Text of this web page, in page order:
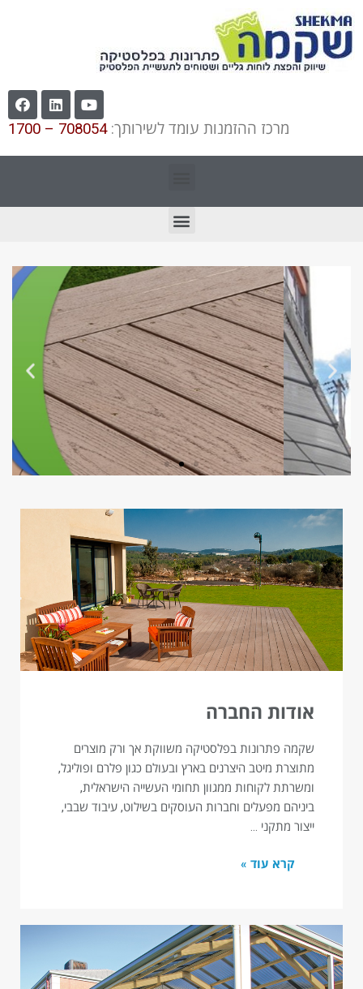
מרכז ההזמנות עומד לשירותך:708054 – 1700
אודות החברה
שקמה פתרונות בפלסטיקה משווקת אך ורק מוצרים
מתוצרת מיטב היצרנים בארץ ובעולם כגון פלרם ופוליגל,
ומשרתת לקוחות ממגוון תחומי העשייה הישראלית,
ביניהם מפעלים וחברות העוסקים בשילוט, עיבוד שבבי,
ייצור מתקני …
קרא עוד »